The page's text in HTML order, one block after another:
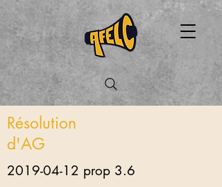
Résolution
d'AG
2019-04-12 prop 3.6